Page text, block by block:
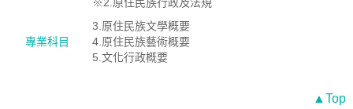
專業科目
3.原住民族文學概要
4.原住民族藝術概要
5.文化行政概要
▲Top